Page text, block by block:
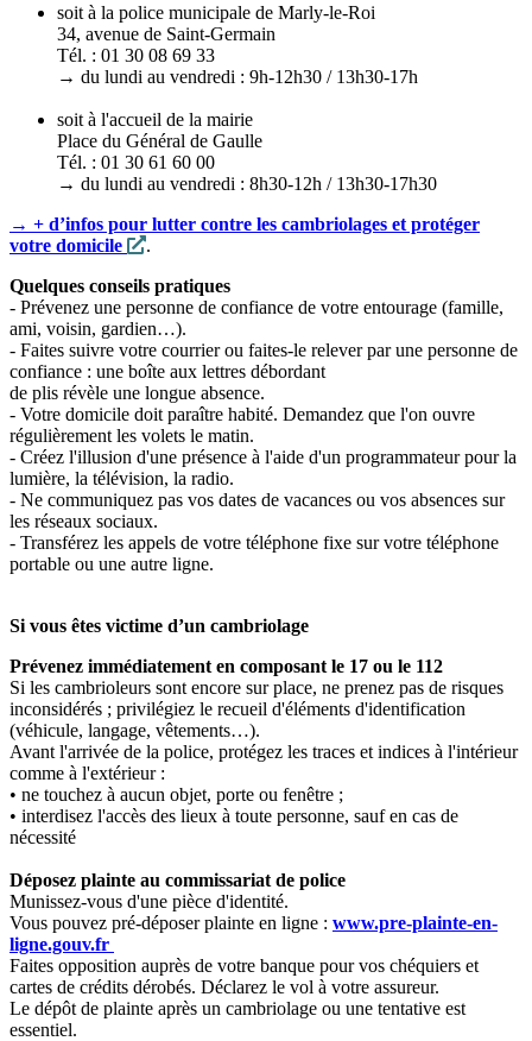
soit à la police municipale de Marly-le-Roi
34, avenue de Saint-Germain
Tél. : 01 30 08 69 33
→ du lundi au vendredi : 9h-12h30 / 13h30-17h
soit à l'accueil de la mairie
Place du Général de Gaulle
Tél. : 01 30 61 60 00
→ du lundi au vendredi : 8h30-12h / 13h30-17h30
→ + d’infos pour lutter contre les cambriolages et protéger
votre domicile
.
Quelques conseils pratiques
- Prévenez une personne de confiance de votre entourage (famille,
ami, voisin, gardien…).
- Faites suivre votre courrier ou faites-le relever par une personne de
confiance : une boîte aux lettres débordant
de plis révèle une longue absence.
- Votre domicile doit paraître habité. Demandez que l'on ouvre
régulièrement les volets le matin.
- Créez l'illusion d'une présence à l'aide d'un programmateur pour la
lumière, la télévision, la radio.
- Ne communiquez pas vos dates de vacances ou vos absences sur
les réseaux sociaux.
- Transférez les appels de votre téléphone fixe sur votre téléphone
portable ou une autre ligne.
Si vous êtes victime d’un cambriolage
Prévenez immédiatement en composant le 17 ou le 112
Si les cambrioleurs sont encore sur place, ne prenez pas de risques
inconsidérés ; privilégiez le recueil d'éléments d'identification
(véhicule, langage, vêtements…).
Avant l'arrivée de la police, protégez les traces et indices à l'intérieur
comme à l'extérieur :
• ne touchez à aucun objet, porte ou fenêtre ;
• interdisez l'accès des lieux à toute personne, sauf en cas de
nécessité
Déposez plainte au commissariat de police
Munissez-vous d'une pièce d'identité.
Vous pouvez pré-déposer plainte en ligne : www.pre-plainte-en-
ligne.gouv.fr
Faites opposition auprès de votre banque pour vos chéquiers et
cartes de crédits dérobés. Déclarez le vol à votre assureur.
Le dépôt de plainte après un cambriolage ou une tentative est
essentiel.